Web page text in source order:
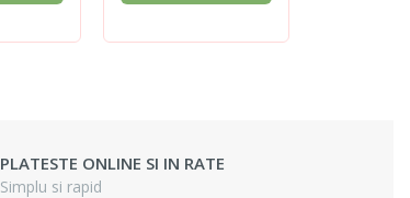
PLATESTE ONLINE SI IN RATE
Simplu si rapid